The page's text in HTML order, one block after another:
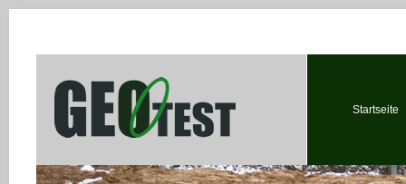
Startseite